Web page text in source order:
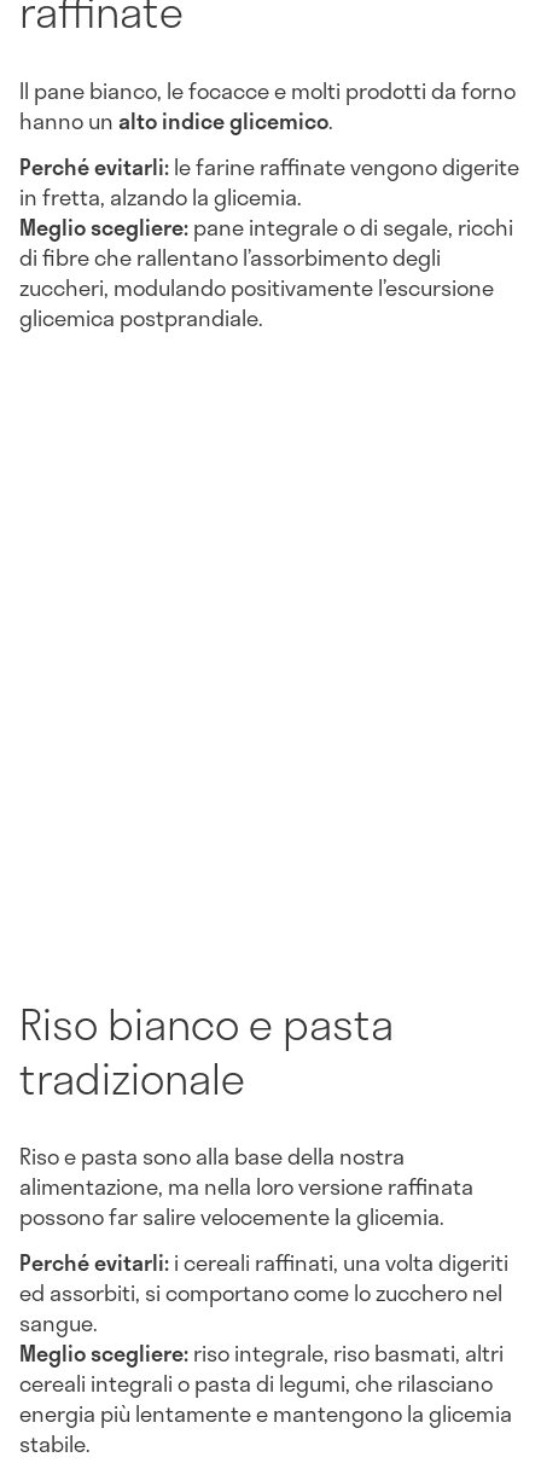
Il pane bianco, le focacce e molti prodotti da forno
hanno unalto indice glicemico.
Perché evitarli:le farine raffinate vengono digerite
in fretta, alzando la glicemia.
Meglio scegliere:pane integrale o di segale, ricchi
di fibre che rallentano l’assorbimento degli
zuccheri, modulando positivamente l’escursione
glicemica postprandiale.
Riso bianco e pasta
tradizionale
Riso e pasta sono alla base della nostra
alimentazione, ma nella loro versione raffinata
possono far salire velocemente la glicemia.
Perché evitarli:i cereali raffinati, una volta digeriti
ed assorbiti, si comportano come lo zucchero nel
sangue.
Meglio scegliere:riso integrale, riso basmati, altri
cereali integrali o pasta di legumi, che rilasciano
energia più lentamente e mantengono la glicemia
stabile.